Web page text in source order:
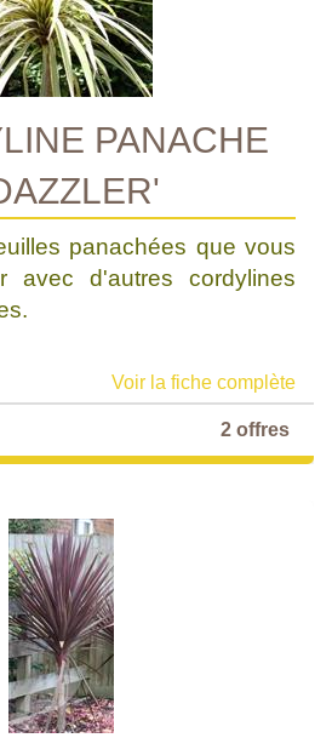
PANACHE
panachées que vous
avec d'autres cordylines
Voir la fiche complète
2 offres